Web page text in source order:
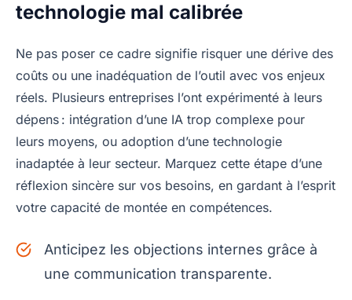
technologie mal calibrée
Ne pas poser ce cadre signifie risquer une dérive des
coûts ou une inadéquation de l’outil avec vos enjeux
réels. Plusieurs entreprises l’ont expérimenté à leurs
dépens : intégration d’une IA trop complexe pour
leurs moyens, ou adoption d’une technologie
inadaptée à leur secteur. Marquez cette étape d’une
réflexion sincère sur vos besoins, en gardant à l’esprit
votre capacité de montée en compétences.
Anticipez les objections internes grâce à
une communication transparente.